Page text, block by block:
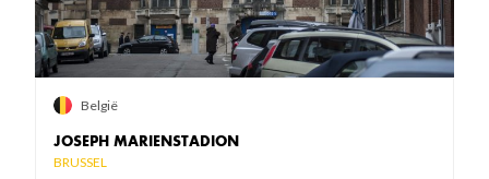
JOSEPH MARIENSTADION
BRUSSEL
België